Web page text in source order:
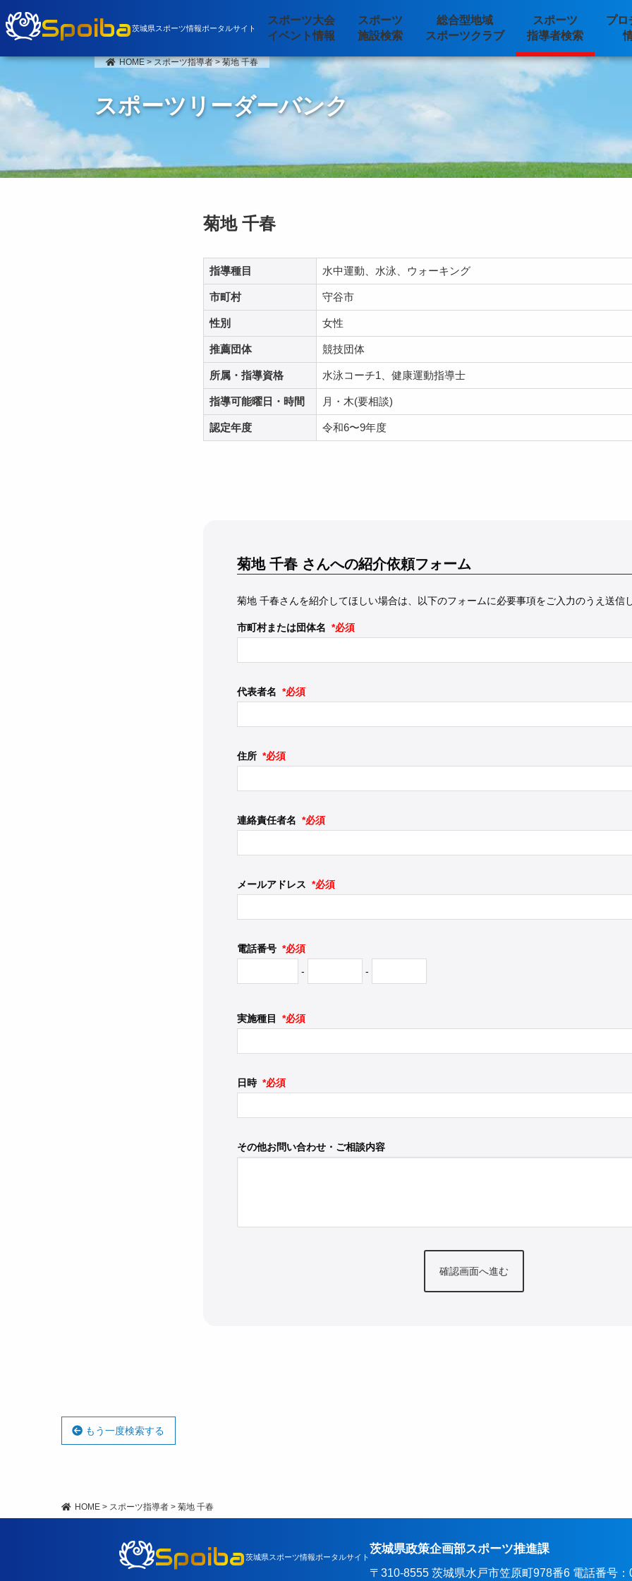
Spoiba茨城県スポーツ情報ポータルサイト
スポーツ大会
イベント情報
スポーツ
施設検索
総合型地域
スポーツクラブ
スポーツ
指導者検索
プロ
HOME>スポーツ指導者>菊地 千春
スポーツリーダーバンク
菊地 千春
指導種目 水中運動、水泳、ウォーキング
市町村 守谷市
性別 女性
推薦団体 競技団体
所属・指導資格 水泳コーチ1、健康運動指導士
指導可能曜日・時間 月・木(要相談)
認定年度 令和6〜9年度
菊地 千春 さんへの紹介依頼フォーム
菊地 千春さんを紹介してほしい場合は、以下のフォームに必要事項をご入力のうえ送信
市町村または団体名 *必須
代表者名 *必須
住所 *必須
連絡責任者名 *必須
メールアドレス *必須
電話番号 *必須
-
-
実施種目 *必須
日時 *必須
その他お問い合わせ・ご相談内容
もう一度検索する
HOME > スポーツ指導者 > 菊地 千春
Spoiba茨城県スポーツ情報ポータルサイト
茨城県政策企画部スポーツ推進課
〒310-8555 茨城県水戸市笠原町978番6 電話番号